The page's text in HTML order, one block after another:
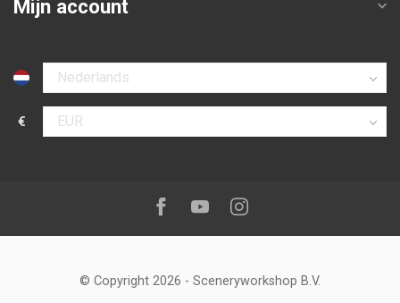
Mijn account
Selecteer taal
€
Selecteer valuta
Volg ons op:Facebook
YoutubeInstagram
© Copyright 2026 - Sceneryworkshop B.V.